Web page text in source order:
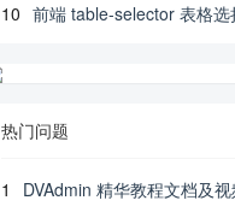
10 前端 table-selector 表格选
热门问题
1
DVAdmin 精华教程文档及